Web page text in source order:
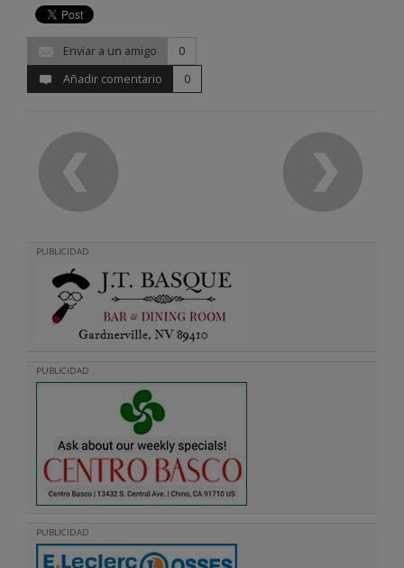
Enviar a un amigo
0
Añadir comentario
0
PUBLICIDAD
PUBLICIDAD
PUBLICIDAD